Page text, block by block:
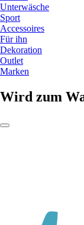
Unterwäsche
Sport
Accessoires
Für ihn
Dekoration
Outlet
Marken
Wird zum